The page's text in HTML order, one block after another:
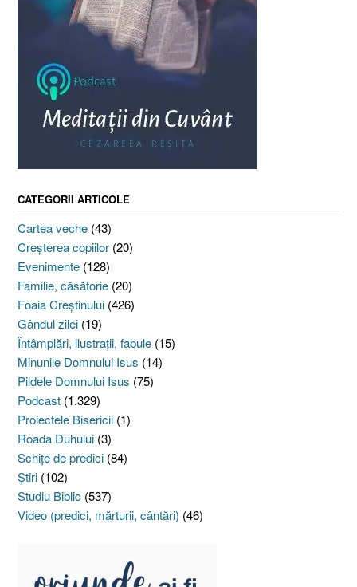
CATEGORII ARTICOLE
Cartea veche (43)
Creşterea copiilor (20)
Evenimente (128)
Familie, căsătorie (20)
Foaia Creştinului (426)
Gândul zilei (19)
Întâmplări, ilustraţii, fabule (15)
Minunile Domnului Isus (14)
Pildele Domnului Isus (75)
Podcast (1.329)
Proiectele Bisericii (1)
Roada Duhului (3)
Schiţe de predici (84)
Ştiri (102)
Studiu Biblic (537)
Video (predici, mărturii, cântări) (46)